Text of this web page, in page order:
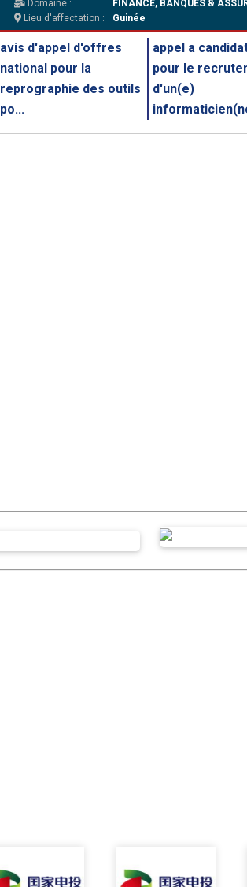
Domaine :
FINANCE, BANQUES &
Lieu d'affectation :
Guinée
avis d'appel d'offres
national pour la
reprographie des outils
po...
appel a
pour le
d'un(e)